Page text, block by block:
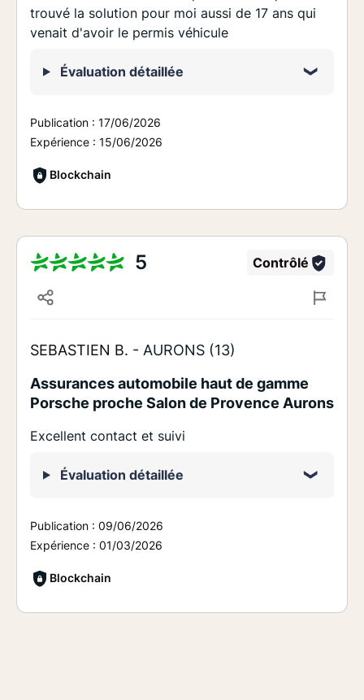
trouvé la solution pour moi aussi de 17 ans qui
venait d'avoir le permis véhicule
Évaluation détaillée
Publication : 17/06/2026
Expérience : 15/06/2026
Blockchain
5 Contrôlé
SEBASTIEN B. - AURONS (13)
Assurances automobile haut de gamme
Porsche proche Salon de Provence Aurons
Excellent contact et suivi
Évaluation détaillée
Publication : 09/06/2026
Expérience : 01/03/2026
Blockchain